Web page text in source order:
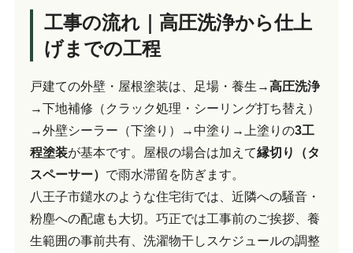
工事の流れ｜高圧洗浄から仕上
げまでの工程
戸建ての外壁・屋根塗装は、足場・養生→高圧洗浄
→下地補修（クラック処理・シーリング打ち替え）
→外壁シーラー（下塗り）→中塗り→上塗りの3工
程塗装が基本です。屋根の場合は加えて縁切り（タ
スペーサー） で雨水滞留を防ぎます。
八王子市鑓水のような住宅街では、近隣への騒音・
粉塵への配慮も大切。巧正では工事前のご挨拶、養
生範囲の事前共有、洗濯物干しスケジュールの調整